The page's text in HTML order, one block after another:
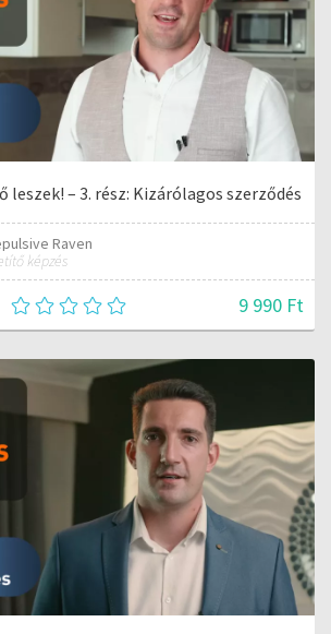
– 3. rész: Kizárólagos szerződés
Raven
képzés
9 990 Ft